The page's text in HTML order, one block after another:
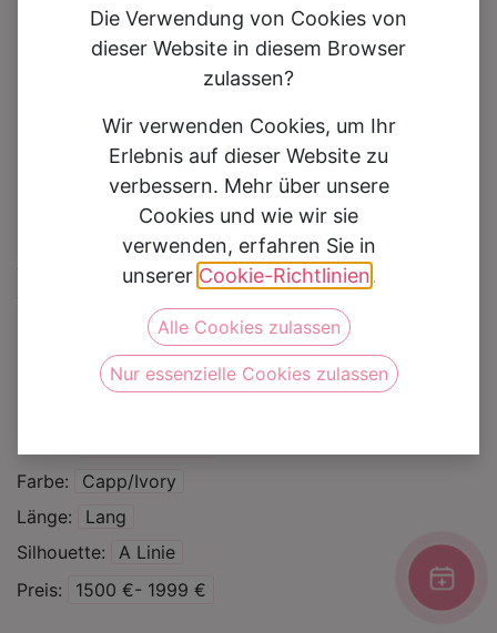
Brautkleid Benigna
Auf die Wunschliste
Farbe
Capp/Ivory
Länge
Lang
Silhouette
A Linie
Preis
1500 €- 1999 €
Die Verwendung von Cookies von
dieser Website in diesem Browser
zulassen?
Wir verwenden Cookies, um Ihr
Erlebnis auf dieser Website zu
verbessern. Mehr über unsere
Cookies und wie wir sie
verwenden, erfahren Sie in
unserer Cookie-Richtlinien.
Alle Cookies zulassen
Nur essenzielle Cookies zulassen